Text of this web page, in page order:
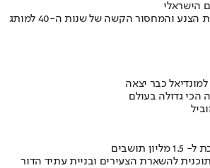
הישראלי
איך אסם הפכה את תקופת הצנע והמחסור הקשה של שנות ה-40 למותג
כבר יצאה
הכי גדולה בעולם
להשארת הצעירים ובניית עתיד הדור